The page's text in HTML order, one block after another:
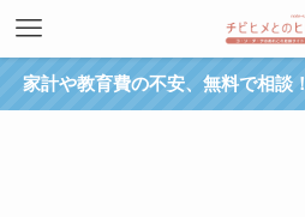
家計や教育費の不安、無料で相談！